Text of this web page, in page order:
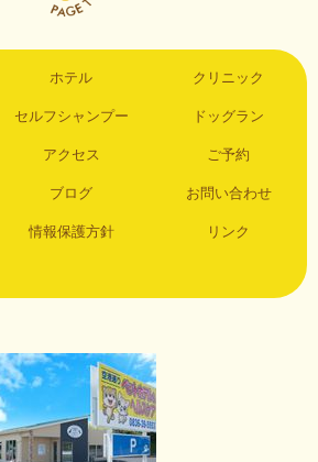
ホテル クリニック
セルフシャンプー ドッグラン
アクセス ご予約
ブログ お問い合わせ
情報保護方針 リンク